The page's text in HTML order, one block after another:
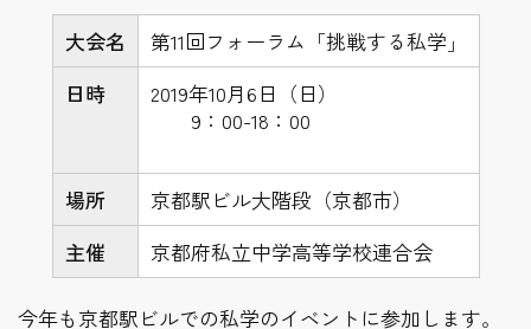
大会名
第11回フォーラム「挑戦する私学」
日時
2019年10月6日（日）
9：00-18：00
場所
京都駅ビル大階段（京都市）
主催
京都府私立中学高等学校連合会
今年も京都駅ビルでの私学のイベントに参加します。